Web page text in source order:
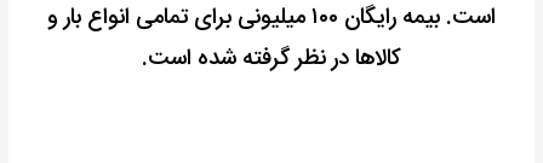
است.
بیمه رایگان ۱۰۰ میلیونی برای تمامی انواع بار و
کالاها در نظر گرفته شده است.